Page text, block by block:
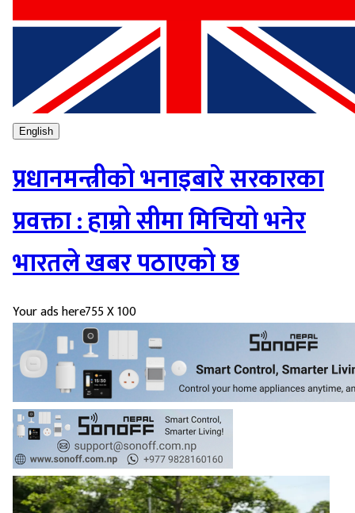
English
प्रधानमन्त्रीको भनाइबारे सरकारका
प्रवक्ता : हाम्रो सीमा मिचियो भनेर
भारतले खबर पठाएको छ
Your ads here755 X 100